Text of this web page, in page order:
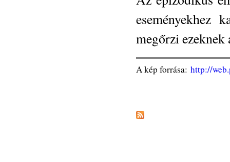
eseményekhez
megőrzi ezeknek
A kép forrása: http://